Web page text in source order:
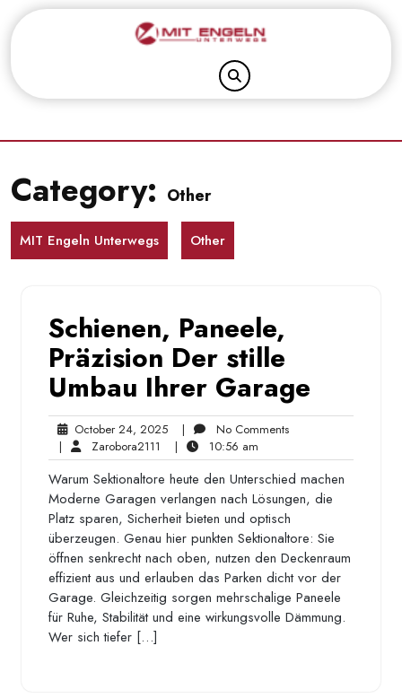
Category: Other
MIT Engeln Unterwegs Other
Schienen, Paneele,
Präzision Der stille
Umbau Ihrer Garage
October 24, 2025October
24,
2025
| No CommentsNo
| Zarobora2111 Zarobora2111
| 10:56 am
am
Warum Sektionaltore heute den Unterschied machen
Moderne Garagen verlangen nach Lösungen, die
Platz sparen, Sicherheit bieten und optisch
überzeugen. Genau hier punkten Sektionaltore: Sie
öffnen senkrecht nach oben, nutzen den Deckenraum
effizient aus und erlauben das Parken dicht vor der
Garage. Gleichzeitig sorgen mehrschalige Paneele
für Ruhe, Stabilität und eine wirkungsvolle Dämmung.
Wer sich tiefer […]